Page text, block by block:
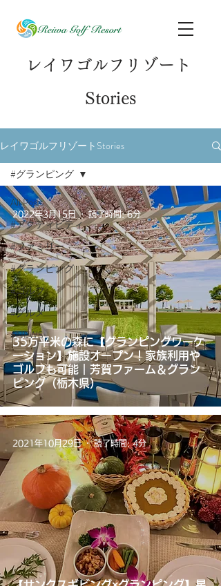
レイワゴルフリゾート
Stories
レイワゴルフリゾートStories
All Posts
#アクティビティ
#ファミリー
#グランピング
#ゴルフ
#グルメ
#NEWS
#グランピング
35万平米の森に【グランピングワーケ
ーション】施設オープン！家族利用や
ゴルフも可能｜芳賀ファーム＆グラン
ピング（栃木県）
2022年3月15日 読了時間: 6分
2021年10月29日 読了時間: 4分